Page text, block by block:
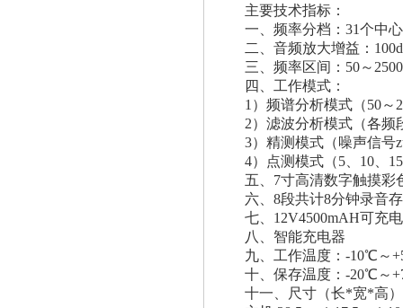
主要技术指标：
一、频率分档：31个中
二、音频放大增益：
三、频率区间：50～
四、工作模式：
1）频谱分析模式（50～
2）滤波分析模式（各频
3）精测模式（噪声信号
4）点测模式（5、10、
五、7寸高清数字触摸彩
六、8段共计8分钟录音
七、12V4500mAH可充
八、智能充电器
九、工作温度：-10℃～
十、保存温度：-20℃～
十一、尺寸（长*宽*高）